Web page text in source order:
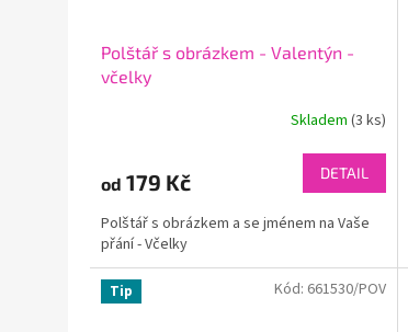
Polštář s obrázkem - Valentýn -
včelky
Skladem (3 ks)
od 179 Kč DETAIL
Polštář s obrázkem a se jménem na Vaše
přání - Včelky
Tip Kód: 661530/POV